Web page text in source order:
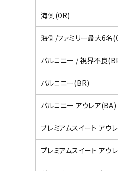
海側(OR)
海側/ファミリー最大6名
バルコニー / 視界不良
バルコニー(BR)
バルコニー アウレア(BA)
プレミアムスイート アウ
プレミアムスイート アウ